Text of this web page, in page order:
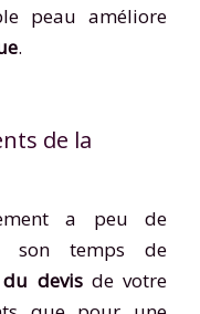
peau améliore
.
de la
a peu de
son temps de
devisde votre